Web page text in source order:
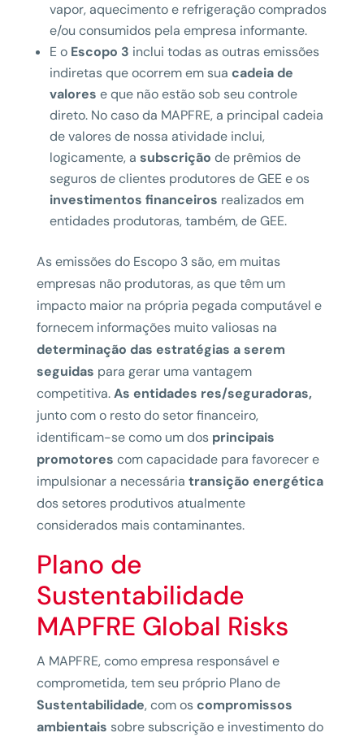
vapor, aquecimento e refrigeração comprados
e/ou consumidos pela empresa informante.
E o Escopo 3 inclui todas as outras emissões
indiretas que ocorrem em sua cadeia de
valores e que não estão sob seu controle
direto. No caso da MAPFRE, a principal cadeia
de valores de nossa atividade inclui,
logicamente, a subscrição de prêmios de
seguros de clientes produtores de GEE e os
investimentos financeiros realizados em
entidades produtoras, também, de GEE.
As emissões do Escopo 3 são, em muitas
empresas não produtoras, as que têm um
impacto maior na própria pegada computável e
fornecem informações muito valiosas na
determinação das estratégias a serem
seguidas para gerar uma vantagem
competitiva.As entidades res/seguradoras,
junto com o resto do setor financeiro,
identificam-se como um dos principais
promotores com capacidade para favorecer e
impulsionar a necessária transição energética
dos setores produtivos atualmente
considerados mais contaminantes.
Plano de
Sustentabilidade
MAPFRE Global Risks
A MAPFRE, como empresa responsável e
comprometida, tem seu próprio Plano de
Sustentabilidade, com oscompromissos
ambientais sobre subscrição e investimento do